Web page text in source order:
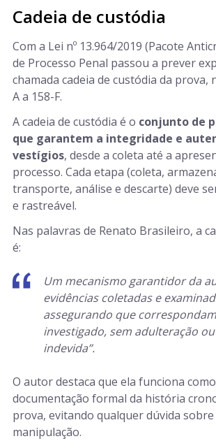
Cadeia de custódia
Com a Lei nº 13.964/2019 (Pacote
de Processo Penal passou a prever
chamada cadeia de custódia da prova,
A a 158-F.
A cadeia de custódia é o conjunto de
que garantem a integridade e
vestígios, desde a coleta até a
processo. Cada etapa (coleta,
transporte, análise e descarte) deve
e rastreável.
Nas palavras de Renato Brasileiro, a
é:
Um mecanismo garantidor da
evidências coletadas e
assegurando que
investigado, sem adulteração
indevida”.
O autor destaca que ela funciona
documentação formal da história
prova, evitando qualquer dúvida
manipulação.